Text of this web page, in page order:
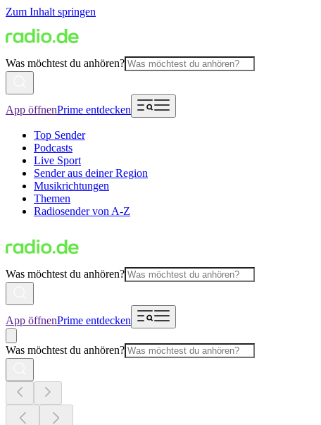
Zum Inhalt springen
Was möchtest du anhören?
App öffnenPrime entdecken
Top Sender
Podcasts
Live Sport
Sender aus deiner Region
Musikrichtungen
Themen
Radiosender von A-Z
Was möchtest du anhören?
App öffnenPrime entdecken
Was möchtest du anhören?